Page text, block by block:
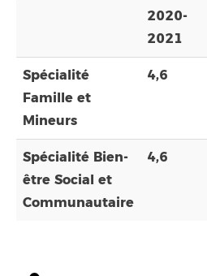
2020-
2021
Spécialité
Famille et
Mineurs
4,6
Spécialité Bien-
être Social et
Communautaire
4,6